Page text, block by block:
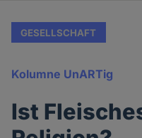
GESELLSCHAFT
Kolumne UnARTig
Ist